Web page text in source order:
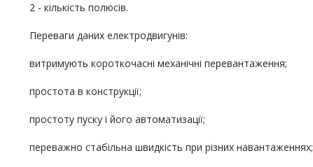
2 - кількість полюсів.
Переваги даних електродвигунів:
витримують короткочасні механічні перевантаження;
простота в конструкції;
простоту пуску і його автоматизації;
переважно стабільна швидкість при різних навантаженнях;